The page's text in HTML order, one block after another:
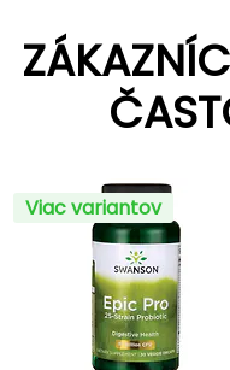
Viac variantov